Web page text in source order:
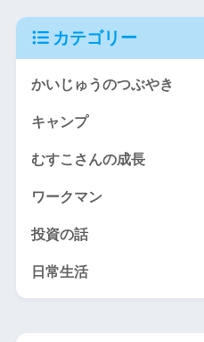
カテゴリー
かいじゅうのつぶやき
キャンプ
むすこさんの成長
ワークマン
投資の話
日常生活